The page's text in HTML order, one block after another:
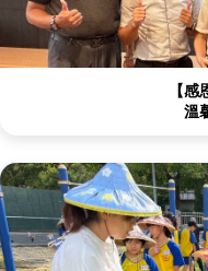
【感
溫